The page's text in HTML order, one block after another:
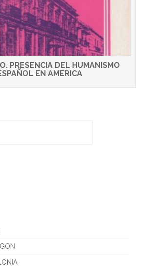
PRESENCIA DEL HUMANISMO
EN AMERICA